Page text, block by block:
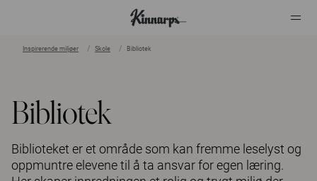
Inspirerende miljøer Skole Bibliotek
Bibliotek
Biblioteket er et område som kan fremme leselyst og
oppmuntre elevene til å ta ansvar for egen læring.